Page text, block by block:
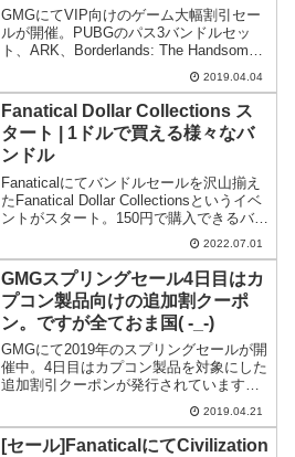
GMGにてVIP向けのゲーム大幅割引セー
ルが開催。PUBGのパス3バンドルセッ
ト、ARK、Borderlands: The Handsome
Collectionなどが対象となっています。
2019.04.04
Fanatical Dollar Collections ス
タート | 1ドルで買える様々なバ
ンドル
Fanaticalにてバンドルセールを沢山揃え
たFanatical Dollar Collectionsというイベ
ントがスタート。150円で購入できるバン
ドルが複数集められています。※販売期
間と提供数には限りがあるとのこと。
2022.07.01
GMGスプリングセール4日目はカ
プコン製品向けの追加割クーポ
ン。ですが全ておま国( -_-)
GMGにて2019年のスプリングセールが開
催中。4日目はカプコン製品を対象にした
追加割引クーポンが発行されています。
が、日本からはおま国で何も見られませ
2019.04.21
[セール]FanaticalにてCivilization